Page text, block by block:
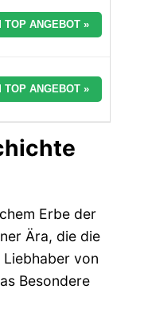
TOP ANGEBOT »
TOP ANGEBOT »
Erbe der
Ära, die die
von
Besondere